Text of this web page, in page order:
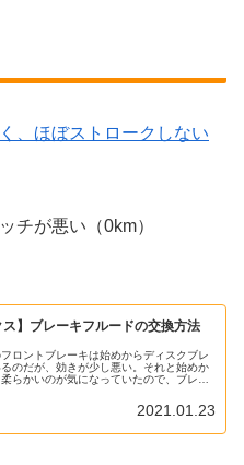
、ほぼストロークしない
チが悪い（0km）
ス】ブレーキフルードの交換方法
ロントブレーキは始めからディスクブレ
のだが、効きが少し悪い。それと始めか
らかいのが気になっていたので、ブレー
2021.01.23